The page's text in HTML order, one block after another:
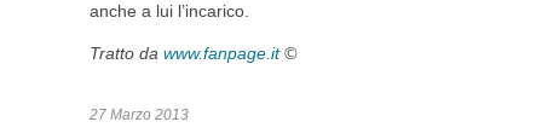
anche a lui l’incarico.
Tratto da www.fanpage.it©
27 Marzo 2013